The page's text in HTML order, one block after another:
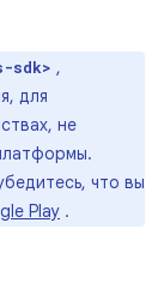
sdk> ,
для
не
что вы
Play .